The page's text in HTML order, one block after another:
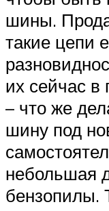
шины.
такие цепи
их сейчас в
– что же
шину под
небольшая
бензопилы.